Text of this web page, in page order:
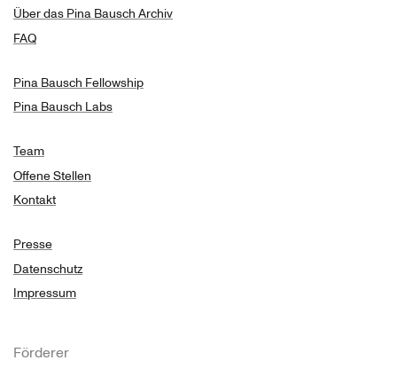
Über das Pina Bausch Archiv
FAQ
Pina Bausch Fellowship
Pina Bausch Labs
Team
Offene Stellen
Kontakt
Presse
Datenschutz
Impressum
Förderer